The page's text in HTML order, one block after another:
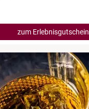
zum Erlebnisgutschein